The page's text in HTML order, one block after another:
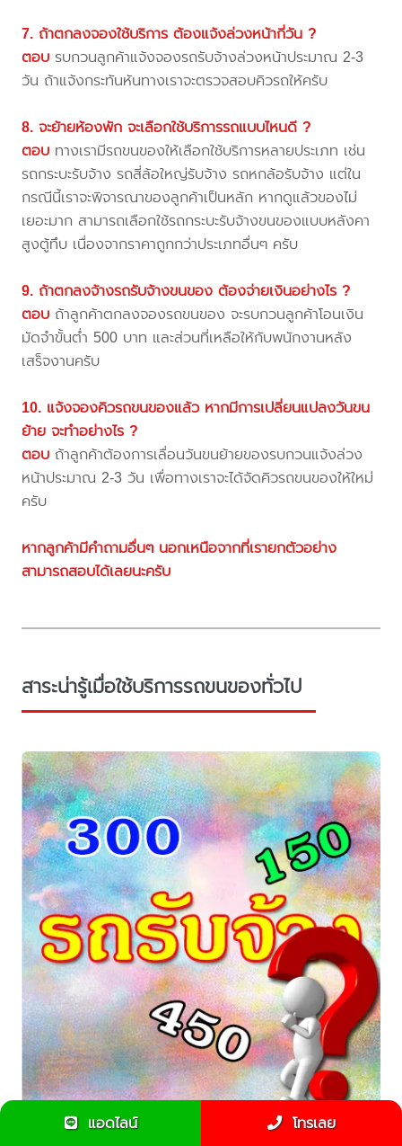
7. ถ้าตกลงจองใช้บริการ ต้องแจ้งล่วงหน้ากี่วัน ?
ตอบ รบกวนลูกค้าแจ้งจองรถรับจ้างล่วงหน้าประมาณ 2-3
วัน ถ้าแจ้งกระทันหันทางเราจะตรวจสอบคิวรถให้ครับ
8. จะย้ายห้องพัก จะเลือกใช้บริการรถแบบไหนดี ?
ตอบ ทางเรามีรถขนของให้เลือกใช้บริการหลายประเภท เช่น
รถกระบะรับจ้าง รถสี่ล้อใหญ่รับจ้าง รถหกล้อรับจ้าง แต่ใน
กรณีนี้เราจะพิจารณาของลูกค้าเป็นหลัก หากดูแล้วของไม่
เยอะมาก สามารถเลือกใช้รถกระบะรับจ้างขนของแบบหลังคา
สูงตู้ทึบ เนื่องจากราคาถูกกว่าประเภทอื่นๆ ครับ
9. ถ้าตกลงจ้างรถรับจ้างขนของ ต้องจ่ายเงินอย่างไร ?
ตอบ ถ้าลูกค้าตกลงจองรถขนของ จะรบกวนลูกค้าโอนเงิน
มัดจำขั้นต่ำ 500 บาท และส่วนที่เหลือให้กับพนักงานหลัง
เสร็จงานครับ
10. แจ้งจองคิวรถขนของแล้ว หากมีการเปลี่ยนแปลงวันขน
ย้าย จะทำอย่างไร ?
ตอบ ถ้าลูกค้าต้องการเลื่อนวันขนย้ายของรบกวนแจ้งล่วง
หน้าประมาณ 2-3 วัน เพื่อทางเราจะได้จัดคิวรถขนของให้ใหม่
ครับ
หากลูกค้ามีคำถามอื่นๆ นอกเหนือจากที่เรายกตัวอย่าง
สามารถสอบได้เลยนะครับ
สาระน่ารู้เมื่อใช้บริการรถขนของทั่วไป
แอดไลน์ โทรเลย